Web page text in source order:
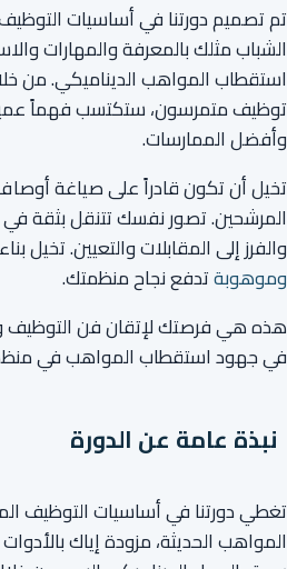
تم تصميم دورتنا في أساسيات التوظيف
الشباب مثلك بالمعرفة والمهارات
استقطاب المواهب الديناميكي. من
توظيف متمرسون، ستكتسب فهماً
وأفضل الممارسات.
تخيل أن تكون قادراً على صياغة
المرشحين. تصور نفسك تتنقل بثقة
والفرز إلى المقابلات والتعيين. تخيل بناء
وموهوبةتدفع نجاح منظمتك.
هذه هي فرصتك لإتقان فن التوظيف
في جهود استقطاب المواهب في
نبذة عامة عن الدورة
تغطي دورتنا في أساسيات التوظيف
المواهب الحديثة، مزودة إياك